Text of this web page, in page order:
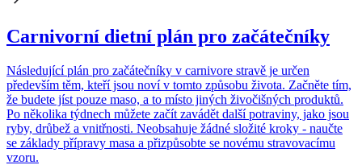
Carnivorní dietní plán pro začátečníky
Následující plán pro začátečníky v carnivore stravě je určen
především těm, kteří jsou noví v tomto způsobu života. Začněte tím,
že budete jíst pouze maso, a to místo jiných živočišných produktů.
Po několika týdnech můžete začít zavádět další potraviny, jako jsou
ryby, drůbež a vnitřnosti. Neobsahuje žádné složité kroky - naučte
se základy přípravy masa a přizpůsobte se novému stravovacímu
vzoru.